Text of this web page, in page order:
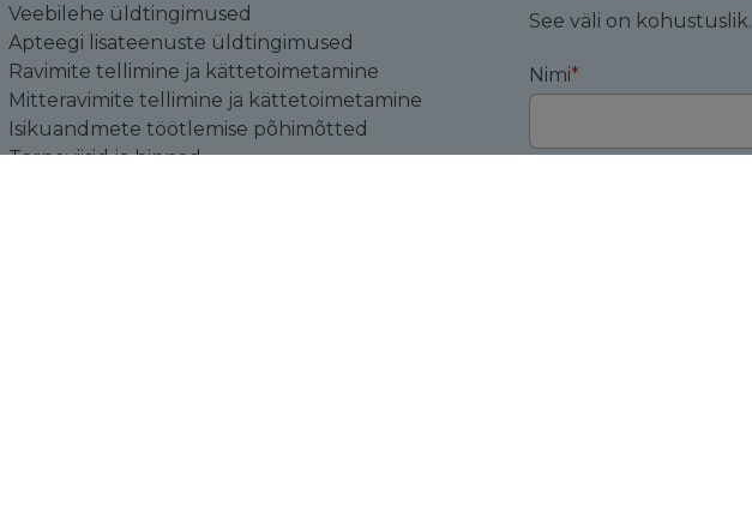
Veebilehe üldtingimused
Apteegi lisateenuste üldtingimused
Ravimite tellimine ja kättetoimetamine
Mitteravimite tellimine ja kättetoimetamine
Isikuandmete töötlemise põhimõtted
Tarneviisid ja hinnad
See väli on kohustuslik.
Nimi*